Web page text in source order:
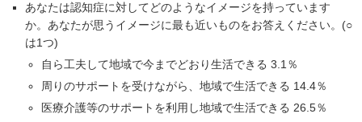
あなたは認知症に対してどのようなイメージを持っています
か。あなたが思うイメージに最も近いものをお答えください。(○
は1つ)
自ら工夫して地域で今までどおり生活できる 3.1％
周りのサポートを受けながら、地域で生活できる 14.4％
医療介護等のサポートを利用し地域で生活できる 26.5％